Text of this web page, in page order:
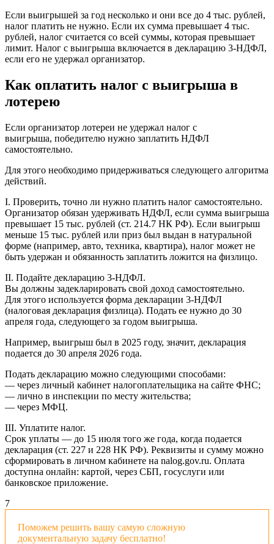
Если выигрышей за год несколько и они все до 4 тыс. рублей,
налог платить не нужно. Если их сумма превышает 4 тыс.
рублей, налог считается со всей суммы, которая превышает
лимит. Налог с выигрыша включается в декларацию 3-НДФЛ,
если его не удержал организатор.
Как оплатить налог с выигрыша в
лотерею
Если организатор лотереи не удержал налог с
выигрыша, победителю нужно заплатить НДФЛ
самостоятельно.
Для этого необходимо придерживаться следующего алгоритма
действий.
I. Проверить, точно ли нужно платить налог самостоятельно.
Организатор обязан удерживать НДФЛ, если сумма выигрыша
превышает 15 тыс. рублей (ст. 214.7 НК РФ). Если выигрыш
меньше 15 тыс. рублей или приз был выдан в натуральной
форме (например, авто, техника, квартира), налог может не
быть удержан и обязанность заплатить ложится на физлицо.
II. Подайте декларацию 3-НДФЛ.
Вы должны задекларировать свой доход самостоятельно.
Для этого используется форма декларации 3-НДФЛ
(налоговая декларация физлица). Подать ее нужно до 30
апреля года, следующего за годом выигрыша.
Например, выигрыш был в 2025 году, значит, декларация
подается до 30 апреля 2026 года.
Подать декларацию можно следующими способами:
— через личный кабинет налогоплательщика на сайте ФНС;
— лично в инспекции по месту жительства;
— через МФЦ.
III. Уплатите налог.
Срок уплаты — до 15 июля того же года, когда подается
декларация (ст. 227 и 228 НК РФ). Реквизиты и сумму можно
сформировать в личном кабинете на nalog.gov.ru. Оплата
доступна онлайн: картой, через СБП, госуслуги или
банковское приложение.
7
Поможем решить вашу самую сложную
документальную задачу бесплатно!